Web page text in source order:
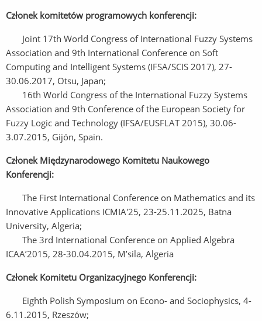
Członek komitetów programowych konferencji:
Joint 17th World Congress of International Fuzzy Systems
Association and 9th International Conference on Soft
Computing and Intelligent Systems (IFSA/SCIS 2017), 27-
30.06.2017, Otsu, Japan;
16th World Congress of the International Fuzzy Systems
Association and 9th Conference of the European Society for
Fuzzy Logic and Technology (IFSA/EUSFLAT 2015), 30.06-
3.07.2015, Gijón, Spain.
Członek Międzynarodowego Komitetu Naukowego
Konferencji:
The First International Conference on Mathematics and its
Innovative Applications ICMIA'25, 23-25.11.2025, Batna
University, Algeria;
The 3rd International Conference on Applied Algebra
ICAA’2015, 28-30.04.2015, M’sila, Algeria
Członek Komitetu Organizacyjnego Konferencji:
Eighth Polish Symposium on Econo- and Sociophysics, 4-
6.11.2015, Rzeszów;